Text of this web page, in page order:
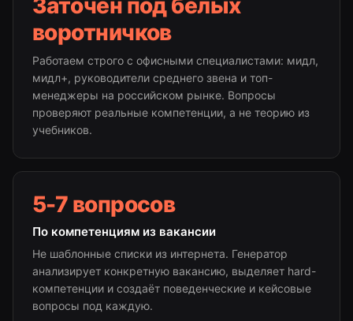
Заточен под белых
воротничков
Работаем строго с офисными специалистами: мидл,
мидл+, руководители среднего звена и топ-
менеджеры на российском рынке. Вопросы
проверяют реальные компетенции, а не теорию из
учебников.
5-7 вопросов
По компетенциям из вакансии
Не шаблонные списки из интернета. Генератор
анализирует конкретную вакансию, выделяет hard-
компетенции и создаёт поведенческие и кейсовые
вопросы под каждую.